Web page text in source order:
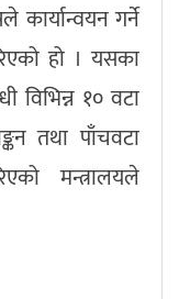
कार्यान्वयन गर्ने
हो । यसका
विभिन्न १० वटा
तथा पाँचवटा
मन्त्रालयले